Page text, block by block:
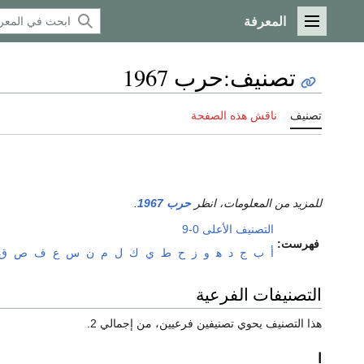
القائمة الرئيسية
المعرفة
تصنيف:حرب 1967
تصنيف ناقش هذه الصفحة
للمزيد من المعلومات، انظرحرب 1967
فهرست:
التصنيف الأعلى 0-9
أ
ب ج د ﻫ و ز ح ط ي ك ل م ن س ع ف ص ق
التصنيفات الفرعية
هذا التصنيف يحوي تصنيفين فرعيين، من إجمالي 2.